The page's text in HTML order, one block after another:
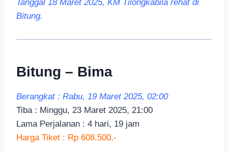
Tanggal 18 Maret 2025, KM Tilongkabila rehat di
Bitung.
Bitung – Bima
Berangkat : Rabu, 19 Maret 2025, 02:00
Tiba : Minggu, 23 Maret 2025, 21:00
Lama Perjalanan : 4 hari, 19 jam
Harga Tiket : Rp 608.500,-